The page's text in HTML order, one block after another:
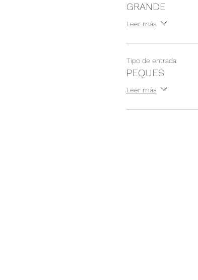
GRANDE
Leer más
Tipo de entrada
PEQUES
Leer más